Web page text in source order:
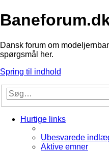
Dansk forum om
spørgsmål her.
Spring til indhold
Hurtige links
Ubesvarede
Aktive emner